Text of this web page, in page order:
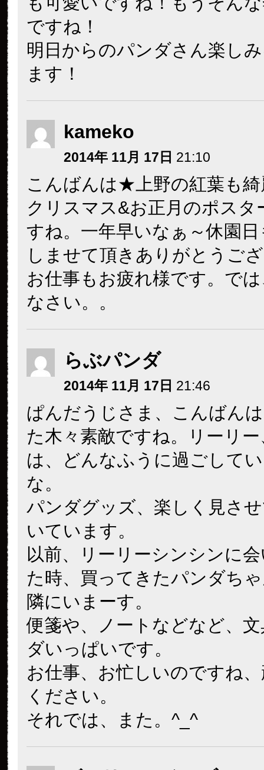
ですね！
明日からのパンダさん楽し
ます！
kameko
2014年 11月 17日 21:10
こんばんは★上野の紅葉も綺
クリスマス&お正月のポスタ
すね。一年早いなぁ～休園
しませて頂きありがとうご
お仕事もお疲れ様です。で
なさい。。
らぶパンダ
2014年 11月 17日 21:46
ぱんだうじさま、こんばん
た木々素敵ですね。リーリ
は、どんなふうに過ごして
な。
パンダグッズ、楽しく見さ
いています。
以前、リーリーシンシンに
た時、買ってきたパンダち
隣にいまーす。
便箋や、ノートなどなど、
ダいっぱいです。
お仕事、お忙しいのですね
ください。
それでは、また。^_^